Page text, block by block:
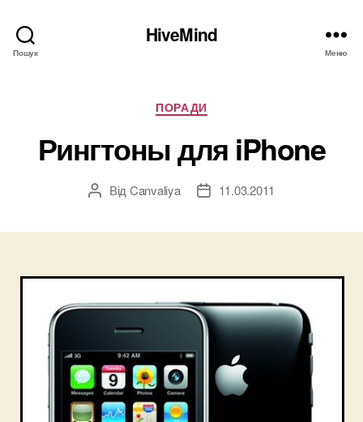
Пошук
HiveMind
Меню
Категорії
ПОРАДИ
Рингтоны для iPhone
Автор
Від Canvaliya
Дата11.03.2011